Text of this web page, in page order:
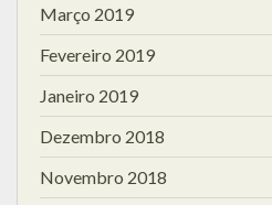
Março 2019
Fevereiro 2019
Janeiro 2019
Dezembro 2018
Novembro 2018